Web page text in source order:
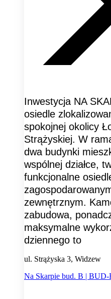
Inwestycja NA
osiedle
spokojnej okolicy
Strążyskiej. W
dwa budynki
wspólnej działce,
funkcjonalne
zewnętrznym.
zabudowa,
maksymalne
dziennego to
ul. Strążyska 3, Widzew
Na Skarpie bud. B |